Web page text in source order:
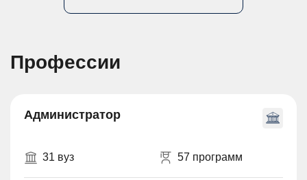
Профессии
Администратор
31 вуз 57 программ